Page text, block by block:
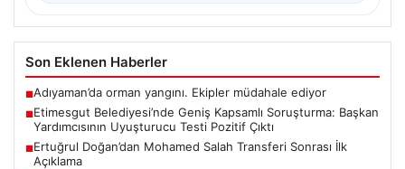
Son Eklenen Haberler
■Adıyaman’da orman yangını. Ekipler müdahale ediyor
■Etimesgut Belediyesi’nde Geniş Kapsamlı Soruşturma: Başkan
Yardımcısının Uyuşturucu Testi Pozitif Çıktı
■Ertuğrul Doğan’dan Mohamed Salah Transferi Sonrası İlk
Açıklama